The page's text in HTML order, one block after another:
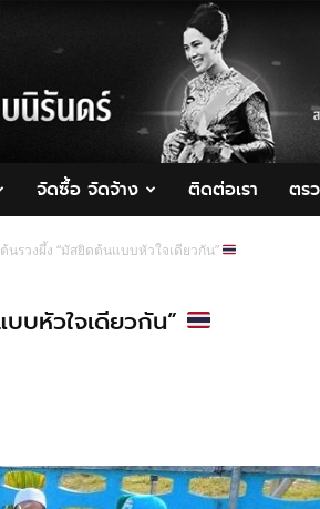
จัดซื้อ จัดจ้าง ติดต่อเรา ตร
นรวงผึ้ง “มัสยิดต้นแบบหัวใจเดียวกัน”
บหัวใจเดียวกัน”